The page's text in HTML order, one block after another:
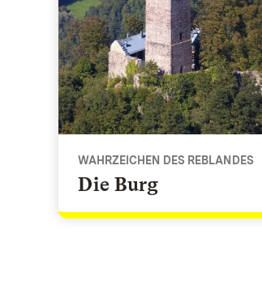
Die Burg
WAHRZEICHEN DES REBLANDES